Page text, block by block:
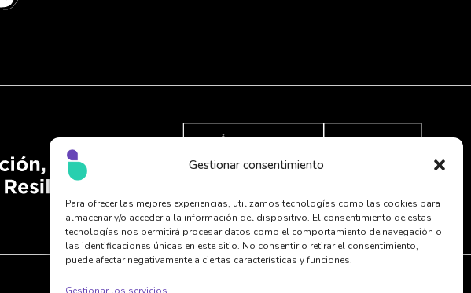
Gestionar consentimiento
Para ofrecer las mejores experiencias, utilizamos tecnologías como las cookies para
almacenar y/o acceder a la información del dispositivo. El consentimiento de estas
tecnologías nos permitirá procesar datos como el comportamiento de navegación o
las identificaciones únicas en este sitio. No consentir o retirar el consentimiento,
puede afectar negativamente a ciertas características y funciones.